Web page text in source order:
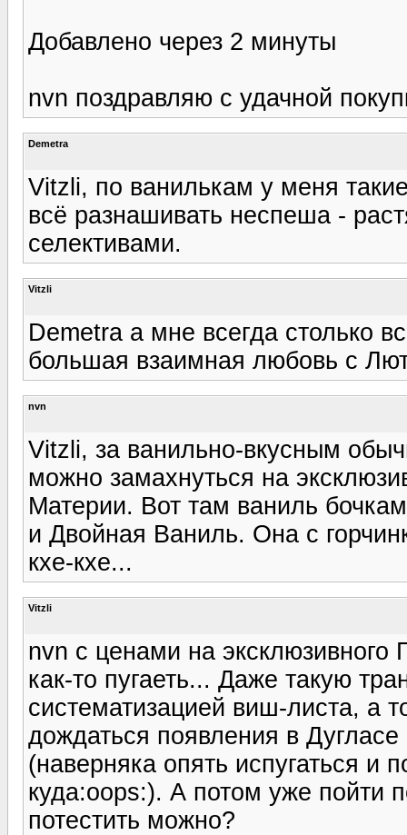
Добавлено через 2 минуты
nvn поздравляю с удачной
Demetra
Vitzli, по ванилькам у меня
всё разнашивать неспеша -
селективами.
Vitzli
Demetra а мне всегда столько
большая взаимная любовь с
nvn
Vitzli, за ванильно-вкусным
можно замахнуться на
Материи. Вот там ваниль
и Двойная Ваниль. Она с
кхе-кхе...
Vitzli
nvn с ценами на эксклюзивного
как-то пугаеть... Даже такую
систематизацией виш-листа, а
дождаться появления в
(наверняка опять испугаться и
куда:oops:). А потом уже пойти
потестить можно?